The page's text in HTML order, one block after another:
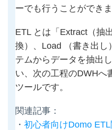
ーでも行うことができま
ETL とは「Extract（抽
換）、Load （書き出し
テムからデータを抽出
い、次の工程のDWHへ
ツールです。
関連記事：
・ 初心者向けDomo